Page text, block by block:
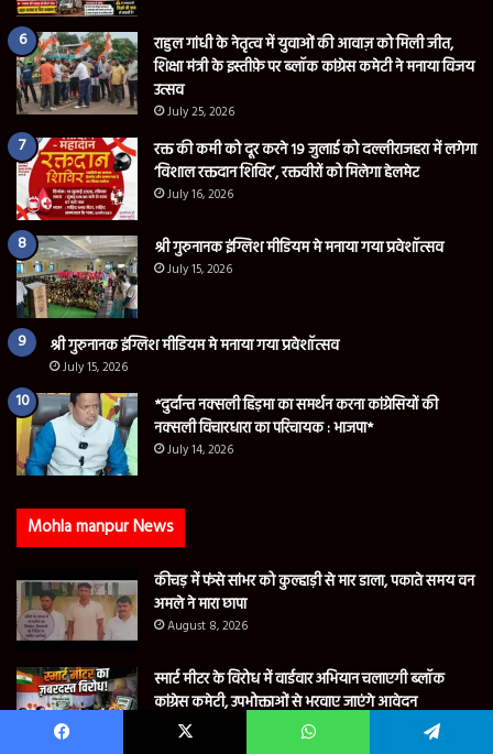
राहुल गांधी के नेतृत्व में युवाओं की आवाज़ को मिली जीत,
शिक्षा मंत्री के इस्तीफ़े पर ब्लॉक कांग्रेस कमेटी ने मनाया विजय
उत्सव
July 25, 2026
रक्त की कमी को दूर करने 19 जुलाई को दल्लीराजहरा में लगेगा
‘विशाल रक्तदान शिविर’, रक्तवीरों को मिलेगा हेलमेट
July 16, 2026
श्री गुरुनानक इंग्लिश मीडियम मे मनाया गया प्रवेशॉत्सव
July 15, 2026
श्री गुरुनानक इंग्लिश मीडियम मे मनाया गया प्रवेशॉत्सव
July 15, 2026
*दुर्दान्त नक्सली हिड़मा का समर्थन करना कांग्रेसियों की
नक्सली विचारधारा का परिचायक : भाजपा*
July 14, 2026
Mohla manpur News
कीचड़ में फंसे सांभर को कुल्हाड़ी से मार डाला, पकाते समय वन
अमले ने मारा छापा
August 8, 2026
स्मार्ट मीटर के विरोध में वार्डवार अभियान चलाएगी ब्लॉक
कांग्रेस कमेटी, उपभोक्ताओं से भरवाए जाएंगे आवेदन
August 4, 2026